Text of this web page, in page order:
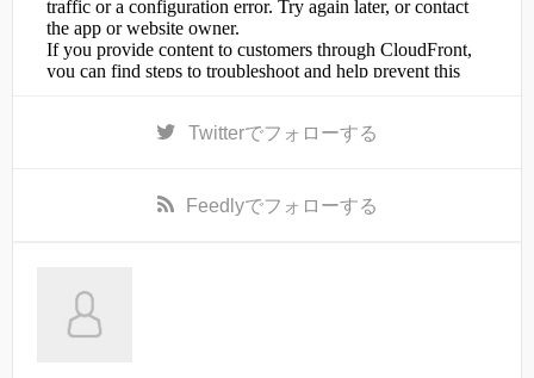
Twitterでフォローする
Feedlyでフォローする